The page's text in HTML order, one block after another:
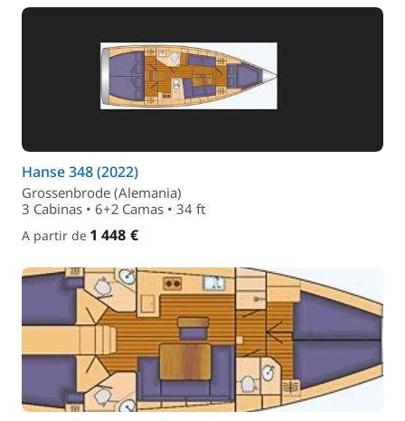
Hanse 348 (2022)
Grossenbrode (Alemania)
3 Cabinas • 6+2 Camas • 34 ft
A partir de 1 448 €